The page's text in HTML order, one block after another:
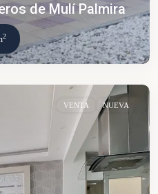
de Mulí Palmira
2
VENTA NUEVA